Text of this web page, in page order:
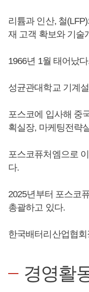
리튬과 인산, 철
재 고객 확보와 기술
1966년 1월 태어났
성균관대학교 기계
포스코에 입사해 중
획실장, 마케팅전략
포스코퓨처엠으로
다.
2025년부터 포스코
총괄하고 있다.
한국배터리산업협
경영활